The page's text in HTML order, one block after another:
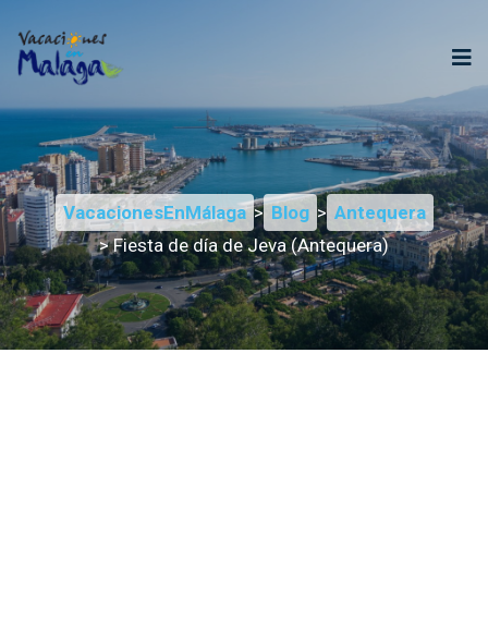
VacacionesEnMálaga > Blog > Antequera
> Fiesta de día de Jeva (Antequera)